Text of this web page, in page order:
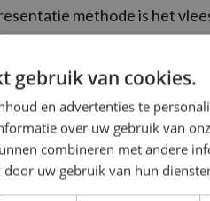
methode is het
in dunne plakken te
gebruik van cookies.
en advertenties te
over uw gebruik van
combineren met andere
uw gebruik van hun